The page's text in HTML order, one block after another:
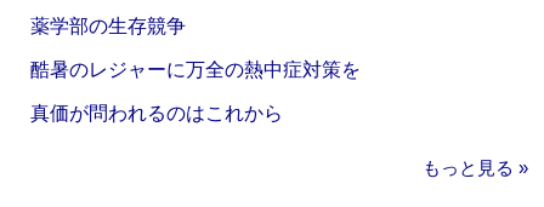
薬学部の生存競争
酷暑のレジャーに万全の熱中症対策を
真価が問われるのはこれから
もっと見る »